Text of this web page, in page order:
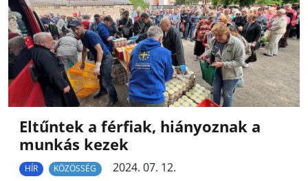
Eltűntek a férfiak, hiányoznak a
munkás kezek
HÍR KÖZÖSSÉG
2024. 07. 12.